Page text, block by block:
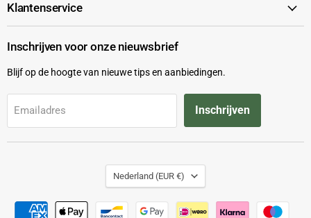
Klantenservice
Inschrijven voor onze nieuwsbrief
Blijf op de hoogte van nieuwe tips en aanbiedingen.
Emailadres Inschrijven
Land
Nederland (EUR €)